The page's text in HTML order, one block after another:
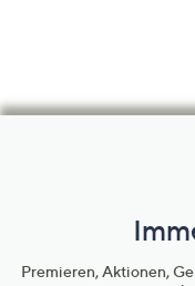
Premieren, Aktionen,